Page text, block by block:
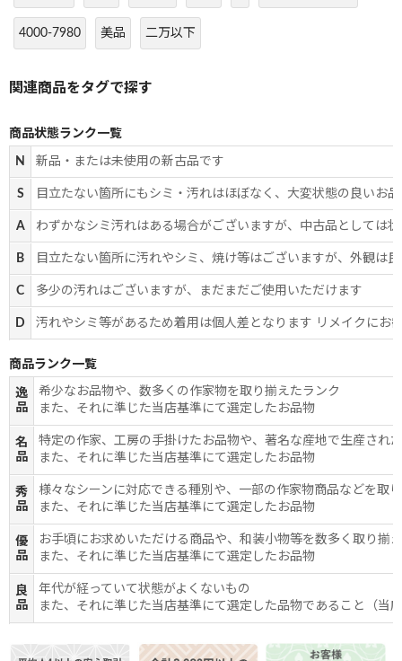
4000-7980 美品 二万以下
商品状態ランク一覧
N 新品・または未使用の新古品です
S 目立たない箇所にもシミ・汚れはほぼなく、大変状態の良いお
A わずかなシミ汚れはある場合がございますが、中古品としては
B 目立たない箇所に汚れやシミ、焼け等はございますが、外観は
C 多少の汚れはございますが、まだまだご使用いただけます
D 汚れやシミ等があるため着用は個人差となります リメイクにお
商品ランク一覧
逸
品
希少なお品物や、数多くの作家物を取り揃えたランク
また、それに準じた当店基準にて選定したお品物
名
品
特定の作家、工房の手掛けたお品物や、著名な産地で生産され
また、それに準じた当店基準にて選定したお品物
秀
品
様々なシーンに対応できる種別や、一部の作家物商品などを取
また、それに準じた当店基準にて選定したお品物
優
品
お手頃にお求めいただける商品や、和装小物等を数多く取り揃
また、それに準じた当店基準にて選定したお品物
良
品
年代が経っていて状態がよくないもの
また、それに準じた当店基準にて選定した品物であること（当